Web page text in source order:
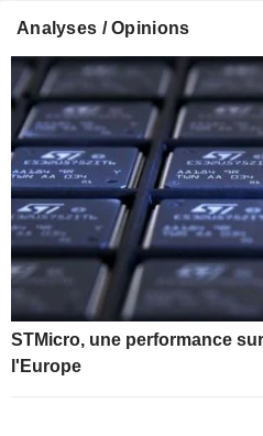
Analyses / Opinions
STMicro, une performance
l'Europe